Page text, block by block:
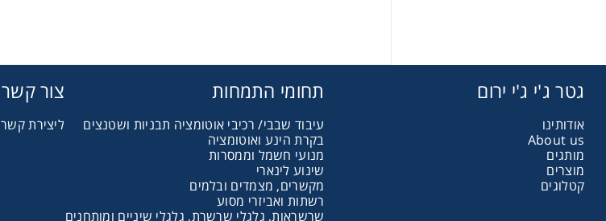
גטר ג'י ג'י ירום
אודותינו
About us
מותגים
מוצרים
קטלוגים
תחומי התמחות
עיבוד שבבי/ רכיבי אוטומציה תבניות ושטנצים
בקרת הינע ואוטומציה
מנועי חשמל וממסרות
שינוע לינארי
מקשרים, מצמדים ובלמים
רשתות ואביזרי מסוע
שרשראות, גלגלי שרשרת, גלגלי שיניים ומותחנים
צור קשר
ליצירת
עיבוד שבבי/רכיבי אוטומציה, תבניות
רשתות ואביזרי מסוע